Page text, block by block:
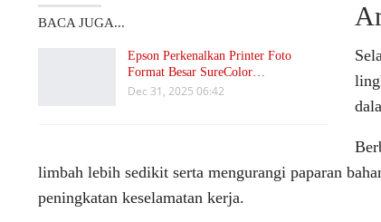
BACA JUGA...
Epson Perkenalkan Printer Foto
Format Besar SureColor…
Dec 31, 2025 06:42
limbah lebih sedikit serta mengurangi paparan
peningkatan keselamatan kerja.